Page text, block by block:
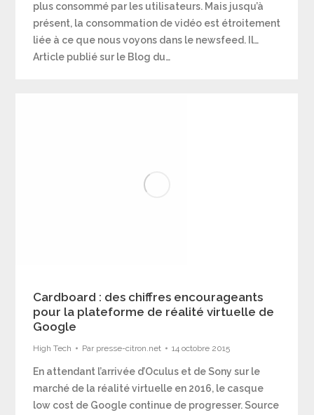
plus consommé par les utilisateurs. Mais jusqu’à
présent, la consommation de vidéo est étroitement
liée à ce que nous voyons dans le newsfeed. Il…
Article publié sur le Blog du…
Cardboard : des chiffres encourageants
pour la plateforme de réalité virtuelle de
Google
High Tech Par presse-citron.net 14 octobre 2015
En attendant l’arrivée d’Oculus et de Sony sur le
marché de la réalité virtuelle en 2016, le casque
low cost de Google continue de progresser. Source